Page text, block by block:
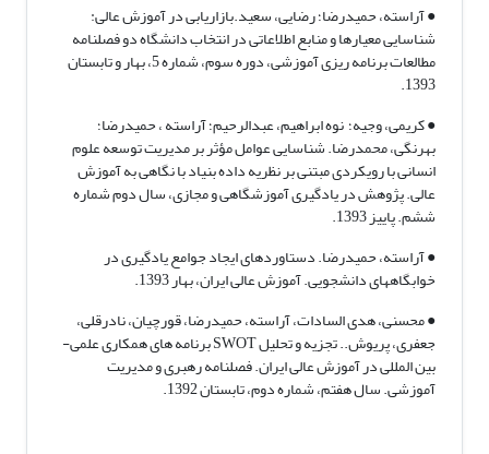
● آراسته، حمیدرضا؛ رضایی، سعید.بازاریابی در آموزش عالی:
شناسایی معیارها و منابع اطلاعاتی در انتخاب دانشگاه دو فصلنامه
مطالعات برنامه ریزی آموزشی، دوره سوم، شماره 5، بهار و تابستان
1393.
● کریمی، وجیه؛ نوه ابراهیم، عبدالرحیم؛ آراسته ، حمیدرضا؛
بهرنگی، محمدرضا. شناسایی عوامل مؤثر بر مدیریت توسعه علوم
انسانی با رویکردی مبتنی بر نظریه داده بنیاد با نگاهی به آموزش
عالی. پژوهش در یادگیری آموزشگاهی و مجازی، سال دوم شماره
ششم. پاییز 1393.
● آراسته، حمیدرضا. دستاوردهای ایجاد جوامع یادگیری در
خوابگاههای دانشجویی. آموزش عالی ایران، بهار 1393.
● محسنی، هدی السادات، آراسته، حمیدرضا، قورچیان، نادرقلی،
جعفری، پریوش.. تجزیه و تحلیل SWOT برنامه های همکاری علمی-
بین المللی در آموزش عالی ایران. فصلنامه رهبری و مدیریت
آموزشی. سال هفتم، شماره دوم، تابستان 1392.